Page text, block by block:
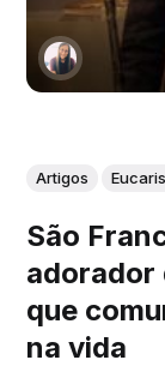
Artigos
São
adorador
que
na vida